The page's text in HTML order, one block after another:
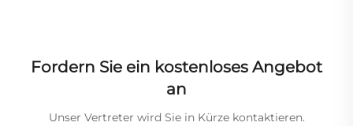
Fordern Sie ein kostenloses Angebot
an
Unser Vertreter wird Sie in Kürze kontaktieren.